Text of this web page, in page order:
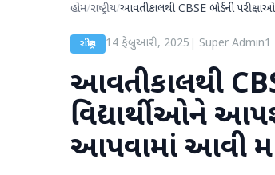
હોમ/રાષ્ટ્રીય/આવતીકાલથી CBSE બોર્ડની
રાષ્ટ્રીય 14 ફેબ્રુઆરી, 2025 Super Admin1
આવતીકાલથી
વિદ્યાર્થીઓને
આપવામાં આવી